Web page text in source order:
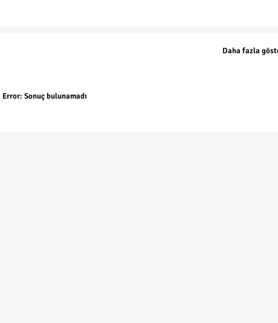
Daha fazla
Error: Sonuç bulunamadı